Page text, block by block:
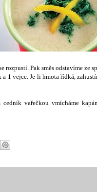
rozpustí. Pak směs odstavíme ze
a 1 vejce. Je-li hmota řídká,
vařečkou vmícháme